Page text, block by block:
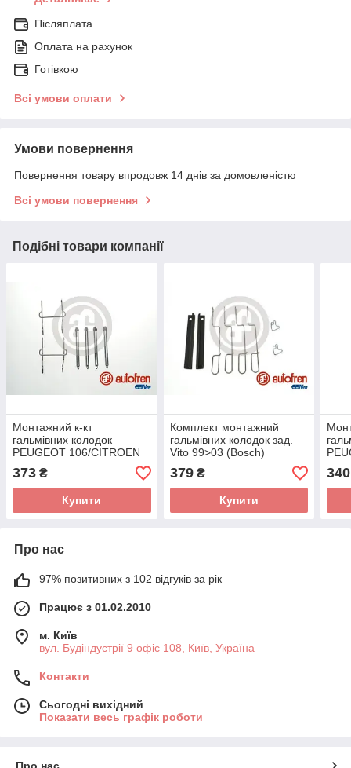
Післяплата
Оплата на рахунок
Готівкою
Всі умови оплати
Умови повернення
Повернення товару впродовж 14 днів за домовленістю
Всі умови повернення
Подібні товари компанії
Монтажний к-кт
гальмівних колодок
PEUGEOT 106/CITROEN
AX 86-04 D42354A
(AUTOFREN SEINSA)
373 ₴
Купити
Комплект монтажний
гальмівних колодок зад.
Vito 99>03 (Bosch)
D42566A (AUTOFREN
SEINSA)
379₴
Купити
02
340
Про нас
97% позитивних з 102 відгуків за рік
Працює з 01.02.2010
м. Київ
вул. Будіндустрії 9 офіс 108, Київ, Україна
Контакти
Сьогодні вихідний
Показати весь графік роботи